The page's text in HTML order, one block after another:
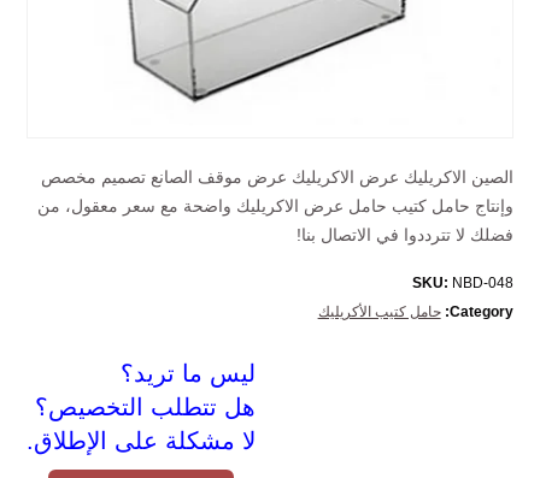
الصين الاكريليك عرض الاكريليك عرض موقف الصانع تصميم مخصص
وإنتاج حامل كتيب حامل عرض الاكريليك واضحة مع سعر معقول، من
فضلك لا تترددوا في الاتصال بنا!
SKU: NBD-048
Category: حامل كتيب الأكريليك
ليس ما تريد؟
هل تتطلب التخصيص؟
لا مشكلة على الإطلاق.